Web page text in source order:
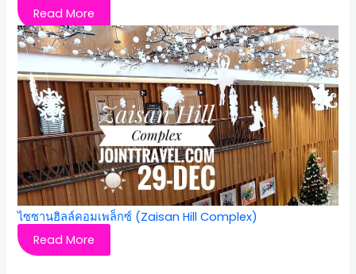
Read More
ไซซานฮิลล์คอมเพล็กซ์ (Zaisan Hill Complex)
Read More